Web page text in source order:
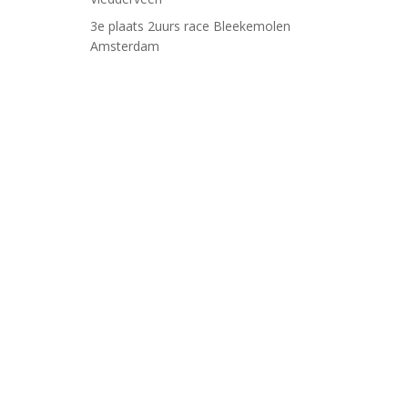
3e plaats 2uurs race Bleekemolen
Amsterdam